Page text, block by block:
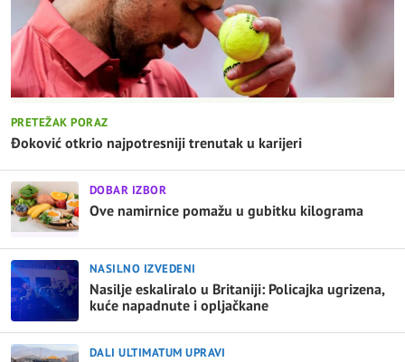
PRETEŽAK PORAZ
Đoković otkrio najpotresniji trenutak u karijeri
DOBAR IZBOR
Ove namirnice pomažu u gubitku kilograma
NASILNO IZVEDENI
Nasilje eskaliralo u Britaniji: Policajka ugrizena,
kuće napadnute i opljačkane
DALI ULTIMATUM UPRAVI